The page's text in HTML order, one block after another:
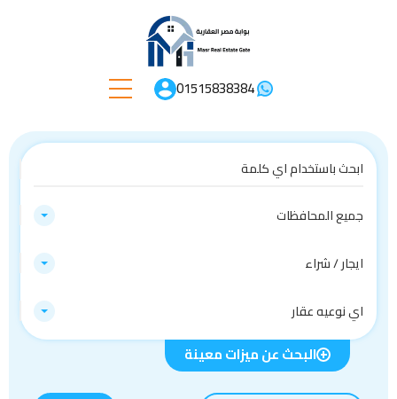
01515838384
جميع المحافظات
ايجار / شراء
اي نوعيه عقار
البحث عن ميزات معينة